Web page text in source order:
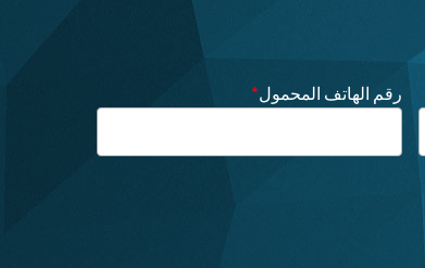
رقم الهاتف المحمول*